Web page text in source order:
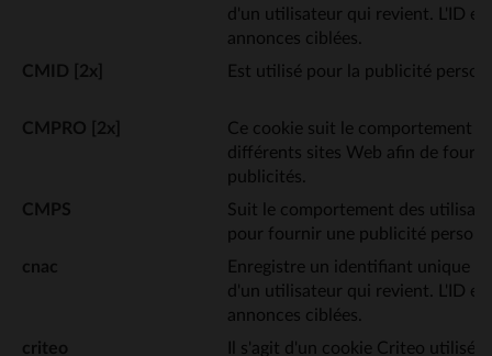
d'un utilisateur qui revient. L'ID
annonces ciblées.
CMID [2x]
Est utilisé pour la publicité
CMPRO [2x]
Ce cookie suit le comportement
différents sites Web afin de
publicités.
CMPS
Suit le comportement des
pour fournir une publicité
cnac
Enregistre un identifiant unique
d'un utilisateur qui revient. L'ID
annonces ciblées.
criteo
Il s'agit d'un cookie Criteo utilisé